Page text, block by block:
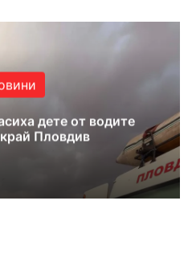
bo
ub ra
дете от водите
Пловдив